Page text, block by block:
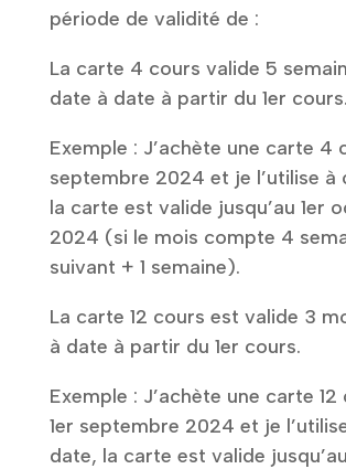
période de validité de :
La carte 4 cours valide 5
date à date à partir du 1er cours.
Exemple : J’achète une carte 4
septembre 2024 et je l’utilise à
la carte est valide jusqu’au 1er
2024 (si le mois compte 4
suivant + 1 semaine).
La carte 12 cours est valide 3
à date à partir du 1er cours.
Exemple : J’achète une carte 12
1er septembre 2024 et je
date, la carte est valide